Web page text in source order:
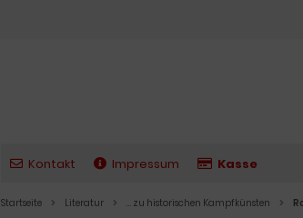
Kontakt Impressum Kasse
Startseite Literatur … zu historischen Kampfkünsten